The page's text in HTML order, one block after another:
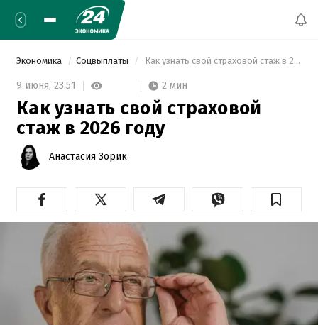
Экономика Соцвыплаты Как узнать свой страховой стаж в 2026 году
9 июня, 23:51 2 мин
Как узнать свой страховой
стаж в 2026 году
Анастасия Зорик